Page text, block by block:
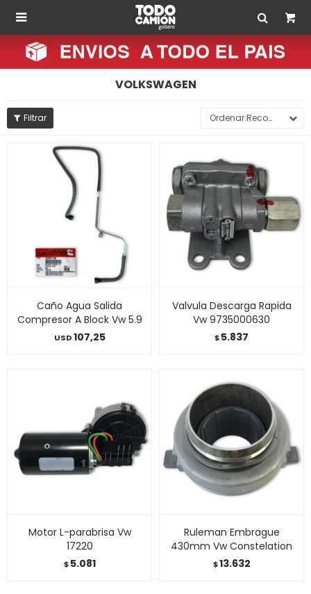

VOLKSWAGEN
Recomendados
Caño Agua Salida
Compresor A Block Vw 5.9
USD107,25
Valvula Descarga Rapida
Vw 9735000630
$5.837
Motor L-parabrisa Vw
17220
$ 5.081
Ruleman Embrague
430mm Vw Constelation
$13.632